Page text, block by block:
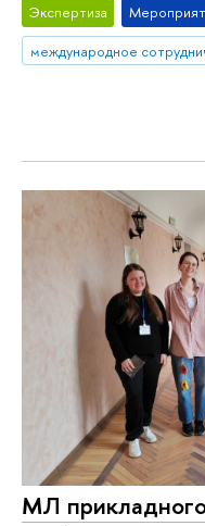
Экспертиза
международное
МЛ